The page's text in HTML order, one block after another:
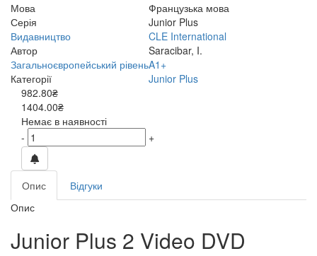
Мова
Французька мова
Серія
Junior Plus
Видавництво
CLE International
Автор
Saracibar, I.
Загальноєвропейський рівеньA1+
Категорії
Junior Plus
982.80₴
1404.00₴
Немає в наявності
-
+
Опис
Відгуки
Опис
Junior Plus 2 Video DVD